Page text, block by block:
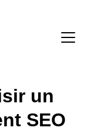
un
SEO